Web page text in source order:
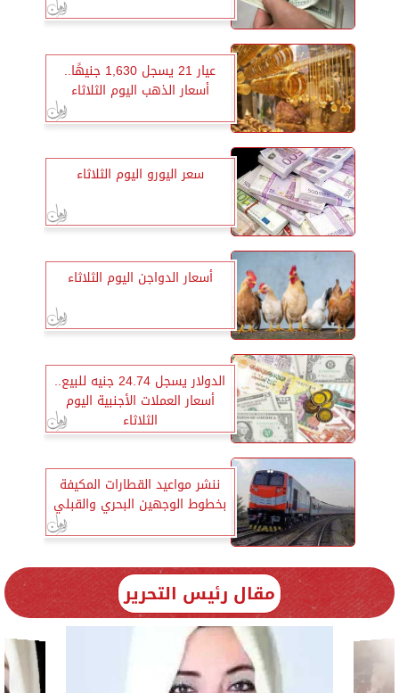
عيار 21 يسجل 1,630 جنيهًا..
أسعار الذهب اليوم الثلاثاء
سعر اليورو اليوم الثلاثاء
أسعار الدواجن اليوم الثلاثاء
الدولار يسجل 24.74 جنيه للبيع..
أسعار العملات الأجنبية اليوم
الثلاثاء
ننشر مواعيد القطارات المكيفة
بخطوط الوجهين البحري والقبلي
مقال رئيس التحرير